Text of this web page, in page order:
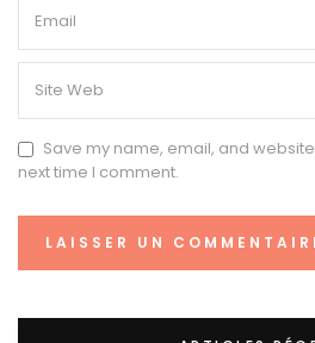
Save my name, email, and
next time I comment.